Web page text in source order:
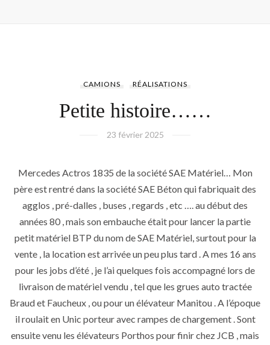
CAMIONS RÉALISATIONS
Petite histoire……
23 février 2025
Mercedes Actros 1835 de la société SAE Matériel… Mon
père est rentré dans la société SAE Béton qui fabriquait des
agglos , pré-dalles , buses , regards , etc …. au début des
années 80 , mais son embauche était pour lancer la partie
petit matériel BTP du nom de SAE Matériel, surtout pour la
vente , la location est arrivée un peu plus tard . A mes 16 ans
pour les jobs d’été , je l’ai quelques fois accompagné lors de
livraison de matériel vendu , tel que les grues auto tractée
Braud et Faucheux , ou pour un élévateur Manitou . A l’époque
il roulait en Unic porteur avec rampes de chargement . Sont
ensuite venu les élévateurs Porthos pour finir chez JCB , mais